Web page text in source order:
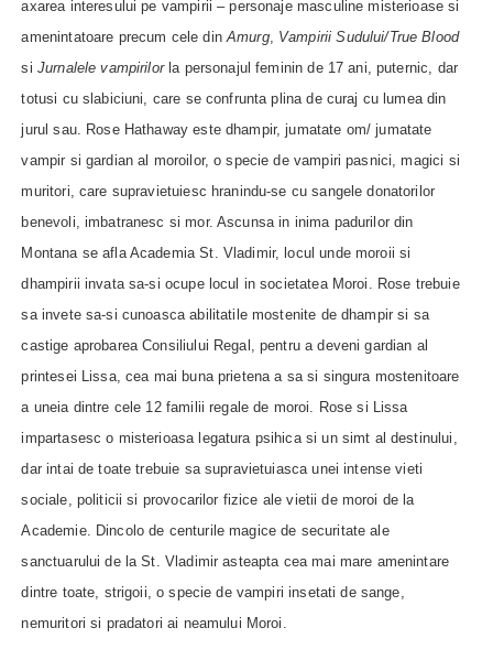
axarea interesului pe vampirii – personaje masculine misterioase si
amenintatoare precum cele din Amurg, Vampirii Sudului/True Blood
si Jurnalele vampirilor la personajul feminin de 17 ani, puternic, dar
totusi cu slabiciuni, care se confrunta plina de curaj cu lumea din
jurul sau. Rose Hathaway este dhampir, jumatate om/ jumatate
vampir si gardian al moroilor, o specie de vampiri pasnici, magici si
muritori, care supravietuiesc hranindu-se cu sangele donatorilor
benevoli, imbatranesc si mor. Ascunsa in inima padurilor din
Montana se afla Academia St. Vladimir, locul unde moroii si
dhampirii invata sa-si ocupe locul in societatea Moroi. Rose trebuie
sa invete sa-si cunoasca abilitatile mostenite de dhampir si sa
castige aprobarea Consiliului Regal, pentru a deveni gardian al
printesei Lissa, cea mai buna prietena a sa si singura mostenitoare
a uneia dintre cele 12 familii regale de moroi. Rose si Lissa
impartasesc o misterioasa legatura psihica si un simt al destinului,
dar intai de toate trebuie sa supravietuiasca unei intense vieti
sociale, politicii si provocarilor fizice ale vietii de moroi de la
Academie. Dincolo de centurile magice de securitate ale
sanctuarului de la St. Vladimir asteapta cea mai mare amenintare
dintre toate, strigoii, o specie de vampiri insetati de sange,
nemuritori si pradatori ai neamului Moroi.